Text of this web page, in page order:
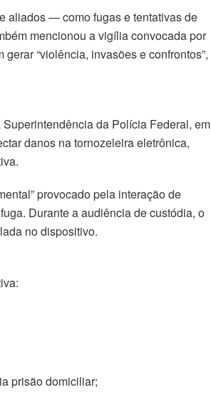
aliados — como fugas e tentativas de
mencionou a vigília convocada por
“violência, invasões e confrontos”,
da Polícia Federal, em
danos na tornozeleira eletrônica,
provocado pela interação de
Durante a audiência de custódia, o
no dispositivo.
prisão domiciliar;